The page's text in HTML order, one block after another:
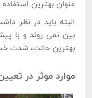
عنوان بهترین
البته باید در نظر
بین نمی ‌روند و با
بهترین حالت، شدت
موارد موثر در